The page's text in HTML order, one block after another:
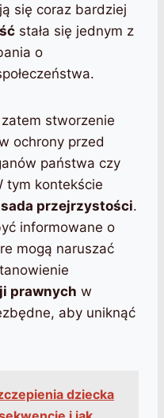
się coraz bardziej
stała się jednym z
o
stworzenie
ochrony przed
państwa czy
tym kontekście
przejrzystości.
informowane o
mogą naruszać
prawnych w
aby uniknąć
dziecka